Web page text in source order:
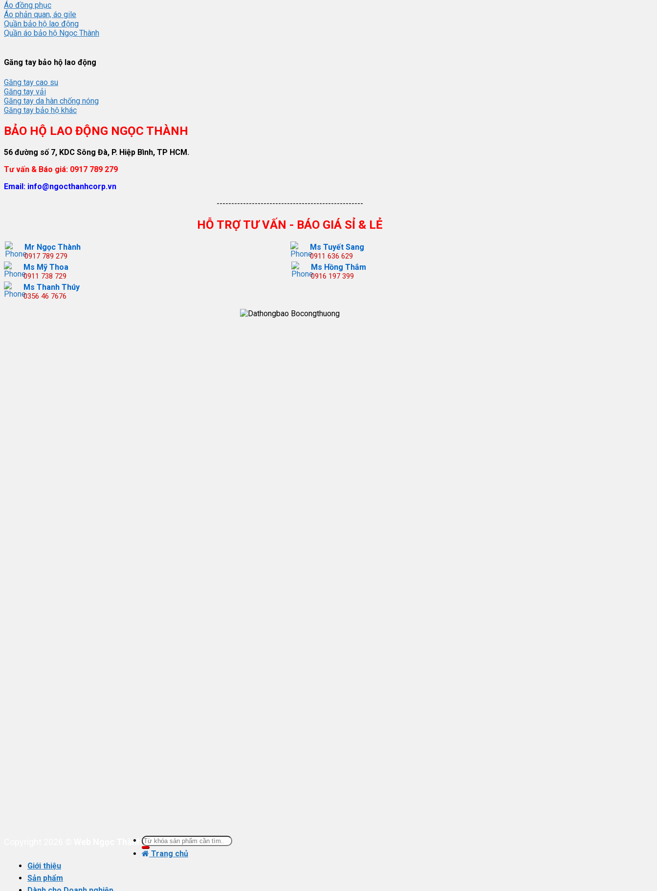
Áo đồng phục
Áo phản quan, áo gile
Quần bảo hộ lao động
Quần áo bảo hộ Ngọc Thành
Găng tay bảo hộ lao động
Găng tay cao su
Găng tay vải
Găng tay da hàn chống nóng
Găng tay bảo hộ khác
BẢO HỘ LAO ĐỘNG NGỌC THÀNH
56 đường số 7, KDC Sông Đà, P. Hiệp Bình, TP HCM.
Tư vấn & Báo giá: 0917 789 279
Email: info@ngocthanhcorp.vn
--------------------------------------------------
HỖ TRỢ TƯ VẤN - BÁO GIÁ SỈ & LẺ
Mr Ngọc Thành
0917 789 279
Ms Tuyết Sang
0911 636 629
Ms Mỹ Thoa
0911 738 729
Ms Hồng Thắm
0916 197 399
Ms Thanh Thúy
0356 46 7676
Web Ngọc Thành Tìm
kiếm:Trang chủ
Giới thiệu
Sản phẩm